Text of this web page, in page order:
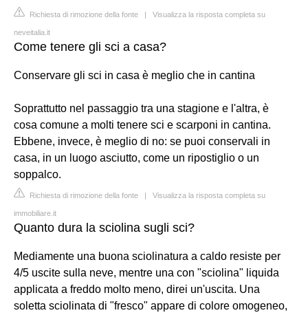
Richiesta di rimozione della fonte | Visualizza la risposta completa su
neveitalia.it
Come tenere gli sci a casa?
Conservare gli sci in casa è meglio che in cantina
Soprattutto nel passaggio tra una stagione e l'altra, è
cosa comune a molti tenere sci e scarponi in cantina.
Ebbene, invece, è meglio di no: se puoi conservali in
casa, in un luogo asciutto, come un ripostiglio o un
soppalco.
Richiesta di rimozione della fonte | Visualizza la risposta completa su
immobiliare.it
Quanto dura la sciolina sugli sci?
Mediamente una buona sciolinatura a caldo resiste per
4/5 uscite sulla neve, mentre una con "sciolina" liquida
applicata a freddo molto meno, direi un'uscita. Una
soletta sciolinata di "fresco" appare di colore omogeneo,